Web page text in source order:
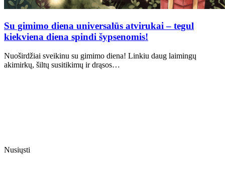
Su gimimo diena universalūs atvirukai – tegul
kiekviena diena spindi šypsenomis!
Nuoširdžiai sveikinu su gimimo diena! Linkiu daug laimingų
akimirkų, šiltų susitikimų ir drąsos…
Nusiųsti